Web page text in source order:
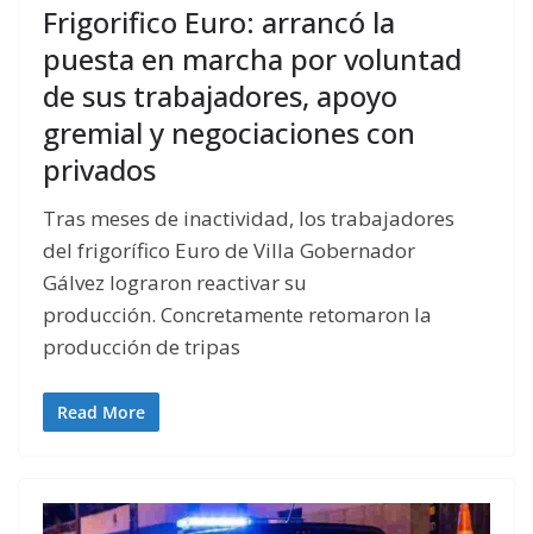
Frigorifico Euro: arrancó la
puesta en marcha por voluntad
de sus trabajadores, apoyo
gremial y negociaciones con
privados
Tras meses de inactividad, los trabajadores
del frigorífico Euro de Villa Gobernador
Gálvez lograron reactivar su
producción. Concretamente retomaron la
producción de tripas
Read More